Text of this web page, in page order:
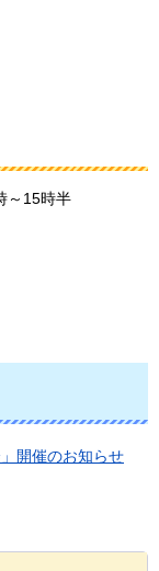
～15時半
開催のお知らせ